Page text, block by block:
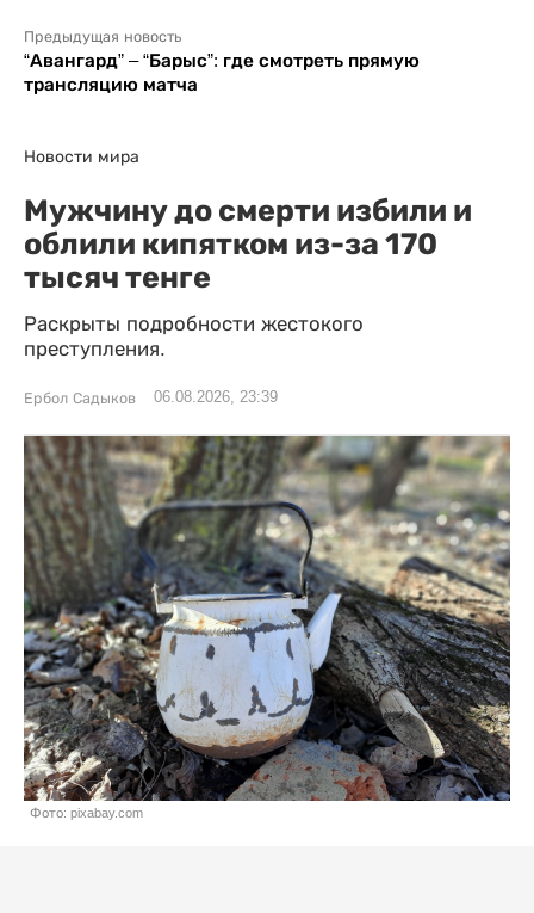
Предыдущая новость
“Авангард” – “Барыс”: где смотреть прямую
трансляцию матча
Новости мира
Мужчину до смерти избили и
облили кипятком из-за 170
тысяч тенге
Раскрыты подробности жестокого
преступления.
Ербол Садыков 06.08.2026, 23:39
Фото: pixabay.com